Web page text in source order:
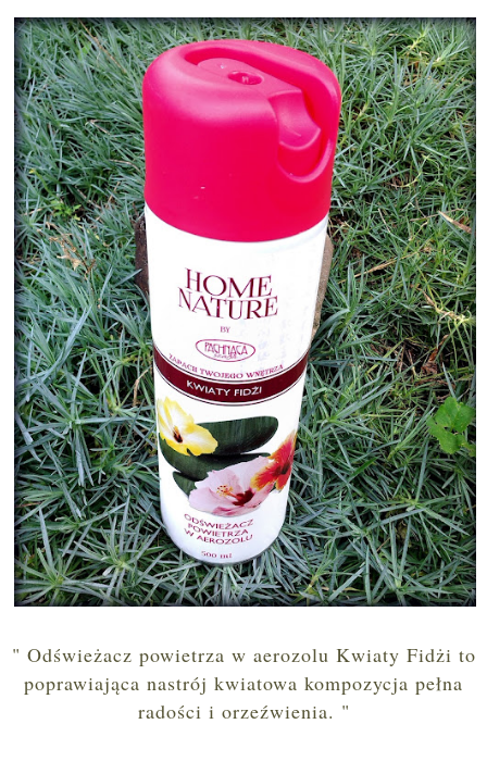
" Odświeżacz powietrza w aerozolu Kwiaty Fidżi to
poprawiająca nastrój kwiatowa kompozycja pełna
radości i orzeźwienia. "